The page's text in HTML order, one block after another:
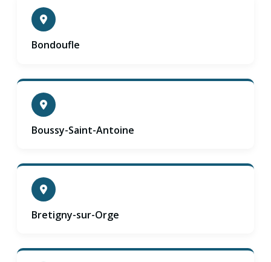
Bondoufle
Boussy-Saint-Antoine
Bretigny-sur-Orge